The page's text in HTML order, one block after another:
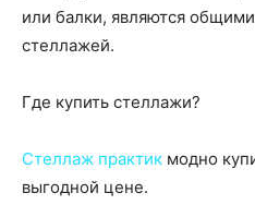
или балки, являются
стеллажей.
Где купить стеллажи?
Стеллаж практик модно
выгодной цене.